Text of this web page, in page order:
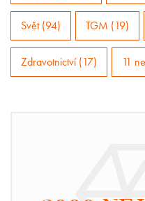
Svět (94) TGM (19)
Zdravotnictví (17) 11